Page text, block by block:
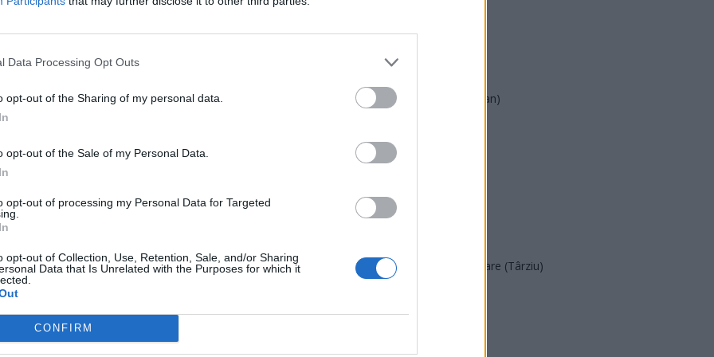
Data Processing Opt Outs
opt-out of the Sharing of my personal data.
opt-out of the Sale of my Personal Data.
opt-out of processing my Personal Data for Targeted
opt-out of Collection, Use, Retention, Sale, and/or Sharing
Data that Is Unrelated with the Purposes for which it
CONFIRM
Publicitate - vineri, 30 mai 2025 0
0
care arbitrează finala Ligii
Forța Dreptei (L. Orban)
REPER
SOS (Șoșoacă)
POT (Gavrilă)
Acțiunea Conservatoare (Târziu)
PUSL (D. Voiculescu)